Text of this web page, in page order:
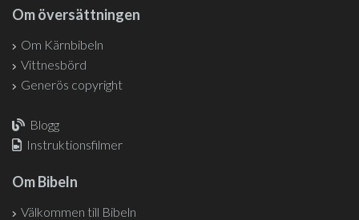
Om översättningen
Om Kärnbibeln
Vittnesbörd
Generös copyright
Blogg
Instruktionsfilmer
Om Bibeln
Välkommen till Bibeln